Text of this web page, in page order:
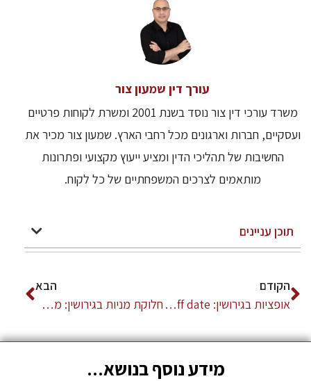
עורך דין שמעון צור
משרד עורכי דין צור נוסד בשנת 2001 ומשרת לקוחות פרטיים
ועסקיים, חברות וארגונים מכל רחבי הארץ. שמעון צור מכיר את
החשיבות של תהליכי הדין ומציע ייעוץ מקצועי ופתרונות
מותאמים לצרכים המשפחתיים של כל לקוח.
תוכן עניינים
הקודם
אופציות בגירושין: vesting, cliff date וערך בגירושי הייטק
הבא
חלוקת מניות בגירושין: מדריך מלא לבעלי עסקים – שמאות, מס, וזכויות
מידע נוסף בנושא...